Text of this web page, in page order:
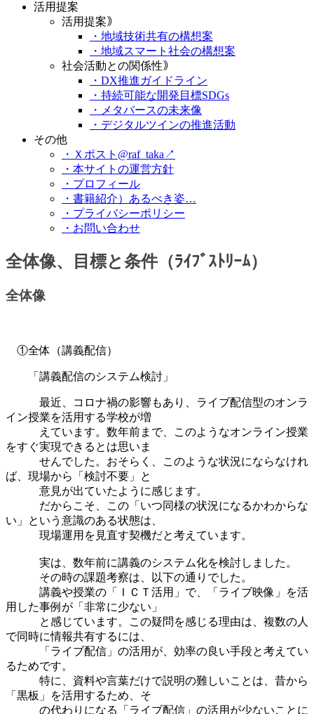
活用提案
活用提案｠
・地域技術共有の構想案
・地域スマート社会の構想案
社会活動との関係性｠
・DX推進ガイドライン
・持続可能な開発目標SDGs
・メタバースの未来像
・デジタルツインの推進活動
その他
・Ｘポスト@raf_taka↗
・本サイトの運営方針
・プロフィール
・書籍紹介）あるべき姿…
・プライバシーポリシー
・お問い合わせ
全体像、目標と条件（ﾗｲﾌﾞｽﾄﾘｰﾑ）
全体像
①全体（講義配信）
「講義配信のシステム検討」
最近、コロナ禍の影響もあり、ライブ配信型のオンラ
イン授業を活用する学校が増
えています。数年前まで、このようなオンライン授業
をすぐ実現できるとは思いま
せんでした。おそらく、このような状況にならなけれ
ば、現場から「検討不要」と
意見が出ていたように感じます。
だからこそ、この「いつ同様の状況になるかわからな
い」という意識のある状態は、
現場運用を見直す契機だと考えています。
実は、数年前に講義のシステム化を検討しました。
その時の課題考察は、以下の通りでした。
講義や授業の「ＩＣＴ活用」で、「ライブ映像」を活
用した事例が「非常に少ない」
と感じています。この疑問を感じる理由は、複数の人
で同時に情報共有するには、
「ライブ配信」の活用が、効率の良い手段と考えてい
るためです。
特に、資料や言葉だけで説明の難しいことは、昔から
「黒板」を活用するため、そ
の代わりになる「ライブ配信」の活用が少ないことに